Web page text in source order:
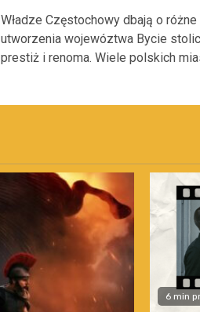
Władze Częstochowy dbają o
utworzenia wojewóztwa Bycie
prestiż i renoma. Wiele polskich
6 min